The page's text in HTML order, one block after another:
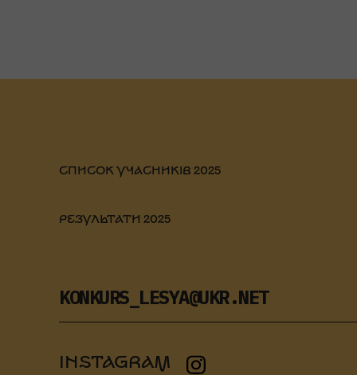
РЕЗУЛЬТАТИ 2025
СПИСОК УЧАСНИКІВ 2025
KONKURS_LESYA@UKR.NET
INSTAGRAM